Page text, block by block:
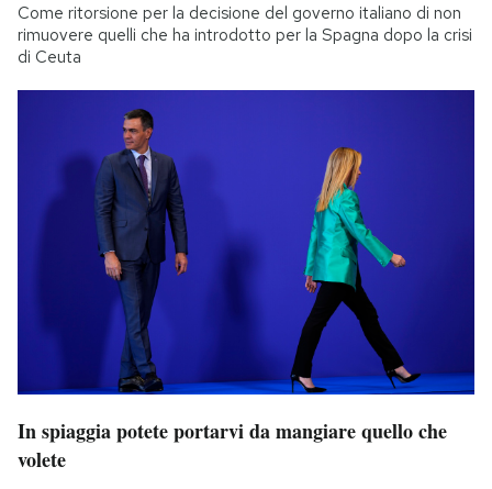
Come ritorsione per la decisione del governo italiano di non
rimuovere quelli che ha introdotto per la Spagna dopo la crisi
di Ceuta
In spiaggia potete portarvi da mangiare quello che
volete